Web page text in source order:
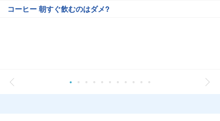
コーヒー 朝すぐ飲むのはダメ?